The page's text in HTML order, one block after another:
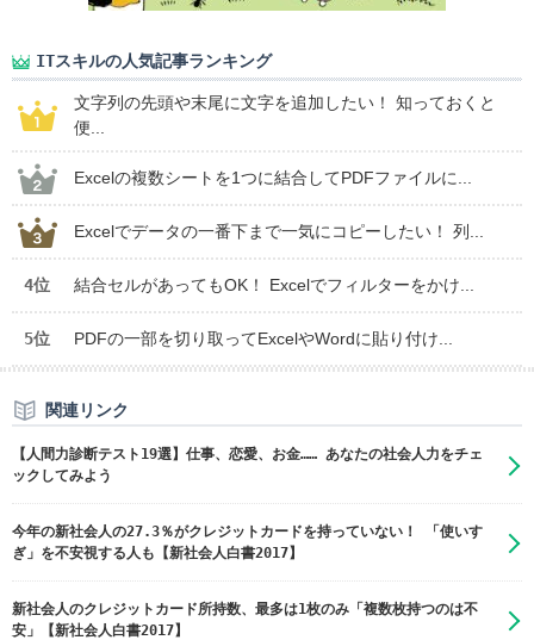
ITスキルの人気記事ランキング
文字列の先頭や末尾に文字を追加したい！ 知っておくと
便...
Excelの複数シートを1つに結合してPDFファイルに...
Excelでデータの一番下まで一気にコピーしたい！ 列...
4位 結合セルがあってもOK！ Excelでフィルターをかけ...
5位 PDFの一部を切り取ってExcelやWordに貼り付け...
関連リンク
【人間力診断テスト19選】仕事、恋愛、お金…… あなたの社会人力をチェ
ックしてみよう
今年の新社会人の27.3％がクレジットカードを持っていない！ 「使いす
ぎ」を不安視する人も【新社会人白書2017】
新社会人のクレジットカード所持数、最多は1枚のみ「複数枚持つのは不
安」【新社会人白書2017】